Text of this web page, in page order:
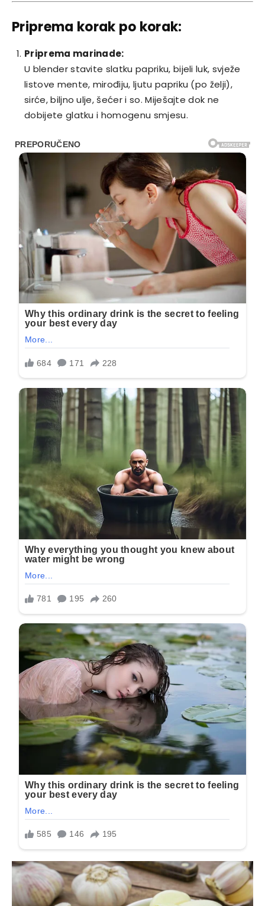
Priprema korak po korak:
Priprema marinade:
U blender stavite slatku papriku, bijeli luk, svježe
listove mente, mirođiju, ljutu papriku (po želji),
sirće, biljno ulje, šećer i so. Miješajte dok ne
dobijete glatku i homogenu smjesu.